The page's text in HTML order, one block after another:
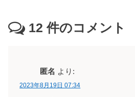
12 件のコメント
匿名 より:
2023年8月19日 07:34